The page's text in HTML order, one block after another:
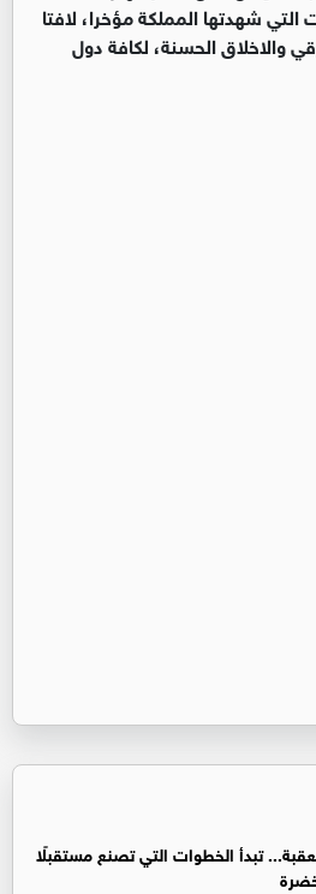
شهدتها المملكة مؤخرا، لافتا
والاخلاق الحسنة، لكافة دول
تبدأ الخطوات التي تصنع مستقبلًا